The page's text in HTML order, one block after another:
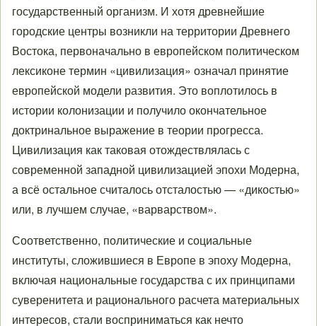
государственный организм. И хотя древнейшие
городские центры возникли на территории Древнего
Востока, первоначально в европейском политическом
лексиконе термин «цивилизация» означал принятие
европейской модели развития. Это воплотилось в
истории колонизации и получило окончательное
доктринальное выражение в теории прогресса.
Цивилизация как таковая отождествлялась с
современной западной цивилизацией эпохи Модерна,
а всё остальное считалось отсталостью — «дикостью»
или, в лучшем случае, «варварством».
Соответственно, политические и социальные
институты, сложившиеся в Европе в эпоху Модерна,
включая национальные государства с их принципами
суверенитета и рационального расчета материальных
интересов, стали восприниматься как нечто